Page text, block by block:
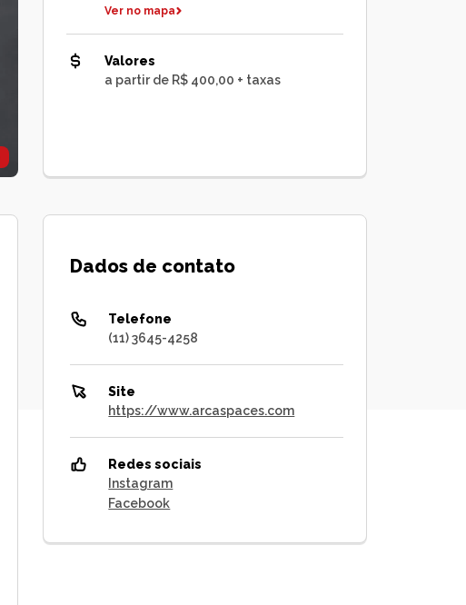
Ver no mapa
Valores
a partir de R$ 400,00 + taxas
Dados de contato
Telefone
(11) 3645-4258
Site
https://www.arcaspaces.com
Redes sociais
Instagram
Facebook